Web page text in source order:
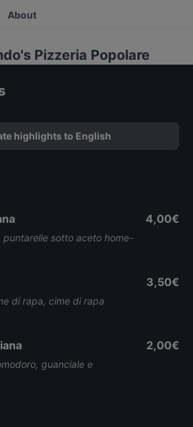
About
Pizzeria Popolare
highlights to English
sotto aceto home-
4,00€
di rapa, cime di rapa
3,50€
guanciale e
2,00€